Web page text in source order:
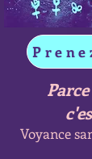
Voyance